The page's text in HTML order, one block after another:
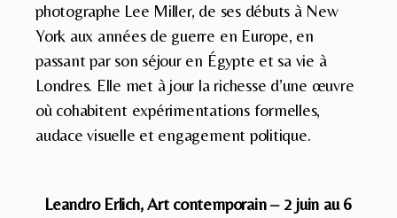
photographe Lee Miller, de ses débuts à New
York aux années de guerre en Europe, en
passant par son séjour en Égypte et sa vie à
Londres. Elle met à jour la richesse d’une œuvre
où cohabitent expérimentations formelles,
audace visuelle et engagement politique.
Leandro Erlich, Art contemporain – 2 juin au 6